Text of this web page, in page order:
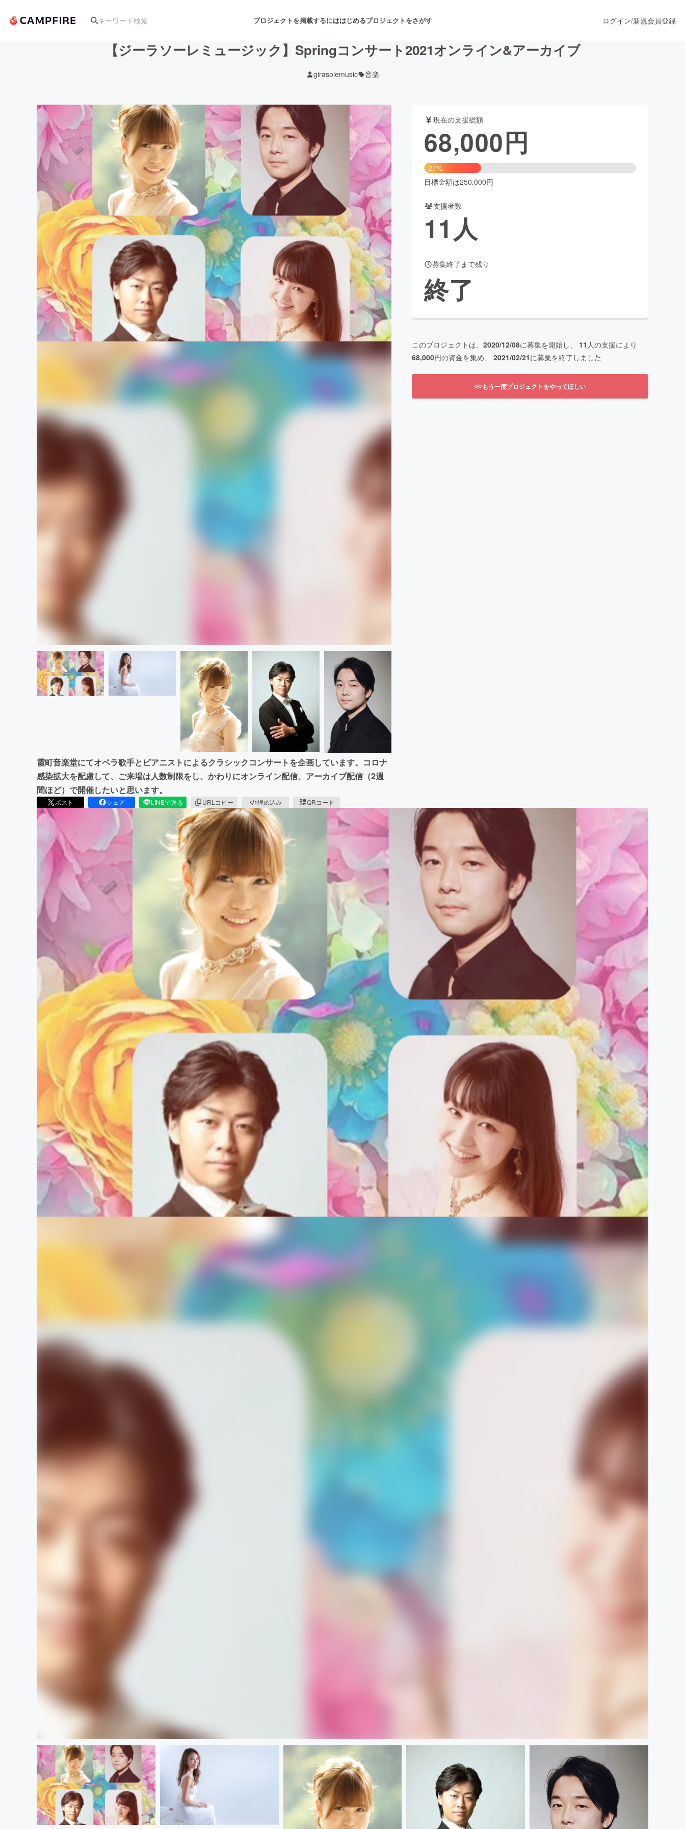
プロジェクトを掲載するにははじめるプロジェクトをさがす
アート・写真 音楽 舞台・パフォーマンス
テクノロジー・ガジェット ゲーム・サービス開発 フード・飲食店 ファッション
映像・映画 書籍・雑誌出版 アニメ・漫画
ビジネス・起業 チャレンジ ビューティー・ヘルスケア
まちづくり・地域活性化
CAMPFIRE for Social Good
CAMPFIRE Creation
CAMPFIREふるさと納税
machi-yaコミュニティ
ログイン/新規会員登録
【ジーラソーレミュージック】Springコンサート2021オンライン&アーカイブ
girasolemusic 音楽
霞町音楽堂にてオペラ歌手とピアニストによるクラシックコンサートを企画しています。コロナ
感染拡大を配慮して、ご来場は人数制限をし、かわりにオンライン配信、アーカイブ配信（2週
間ほど）で開催したいと思います。
ポスト シェア LINEで送る URLコピー 埋め込み QRコード
現在の支援総額
68,000円
27%
目標金額は250,000円
支援者数
11 人
募集終了まで残り
終了
このプロジェクトは、 2020/12/08に募集を開始し、 11 人の支援により
68,000円の資金を集め、 2021/02/21に募集を終了しました
もう一度プロジェクトをやってほしい